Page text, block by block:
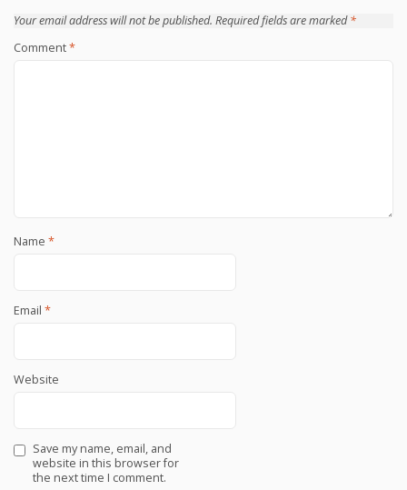
Your email address will not be published. Required fields are marked*
Comment*
Name *
Email *
Website
Save my name, email, and
website in this browser for
the next time I comment.